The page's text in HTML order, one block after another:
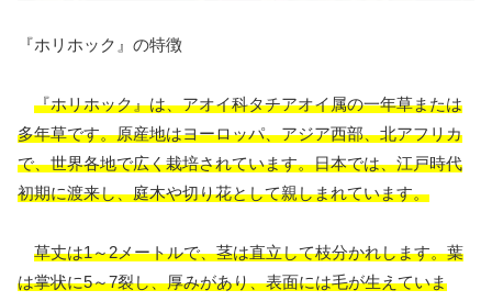
『ホリホック』の特徴
『ホリホック』は、アオイ科タチアオイ属の一年草または
多年草です。原産地はヨーロッパ、アジア西部、北アフリカ
で、世界各地で広く栽培されています。日本では、江戸時代
初期に渡来し、庭木や切り花として親しまれています。
草丈は1～2メートルで、茎は直立して枝分かれします。葉
は掌状に5～7裂し、厚みがあり、表面には毛が生えていま